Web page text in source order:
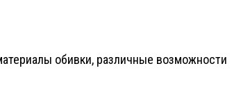
обивки, различные возможности